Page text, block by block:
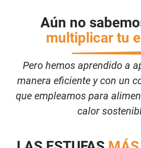
Aún no
multiplicar tu
Pero hemos aprendido a
manera eficiente y con un
que empleamos para
calor